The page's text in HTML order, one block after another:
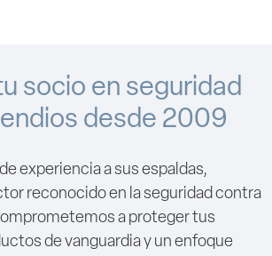
socio en seguridad
desde 2009
experiencia a sus espaldas,
reconocido en la seguridad contra
a proteger tus
de vanguardia y un enfoque